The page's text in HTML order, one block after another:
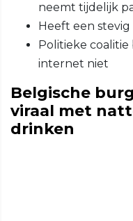
neemt tijdelijk
Heeft een
Politieke
internet niet
Belgische
viraal met
drinken